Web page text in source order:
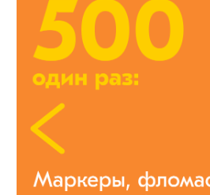
АДРЕС:
Москва, Большой
Сухаревский переулок,